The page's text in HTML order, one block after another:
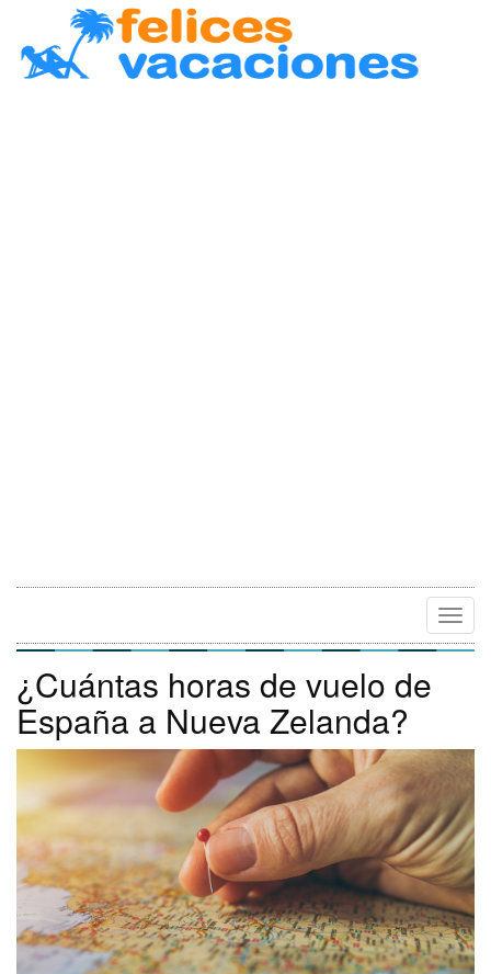
¿Cuántas horas de vuelo de
España a Nueva Zelanda?